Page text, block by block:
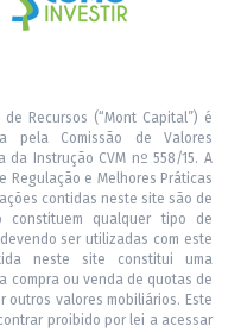
Recursos (“Mont Capital”) é
pela Comissão de Valores
da Instrução CVM nº 558/15. A
Regulação e Melhores Práticas
contidas neste site são de
constituem qualquer tipo de
ser utilizadas com este
neste site constitui uma
compra ou venda de quotas de
valores mobiliários. Este
proibido por lei a acessar